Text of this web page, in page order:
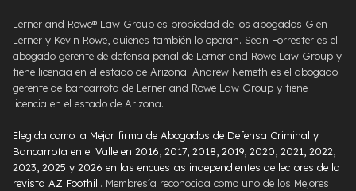
Lerner and Rowe® Law Group es propiedad de los abogados Glen
Lerner y Kevin Rowe, quienes también lo operan. Sean Forrester es el
abogado gerente de defensa penal de Lerner and Rowe Law Group y
tiene licencia en el estado de Arizona. Andrew Nemeth es el abogado
gerente de bancarrota de Lerner and Rowe Law Group y tiene
licencia en el estado de Arizona.
Elegida como la Mejor firma de Abogados de Defensa Criminal y
Bancarrota en el Valle en 2016, 2017, 2018, 2019, 2020, 2021, 2022,
2023, 2025 y 2026 en las encuestas independientes de lectores de la
revista AZ Foothill. Membresía reconocida como uno de los Mejores